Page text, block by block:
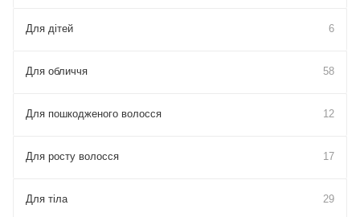
Для дітей 6
Для обличчя 58
Для пошкодженого волосся 12
Для росту волосся 17
Для тіла 29